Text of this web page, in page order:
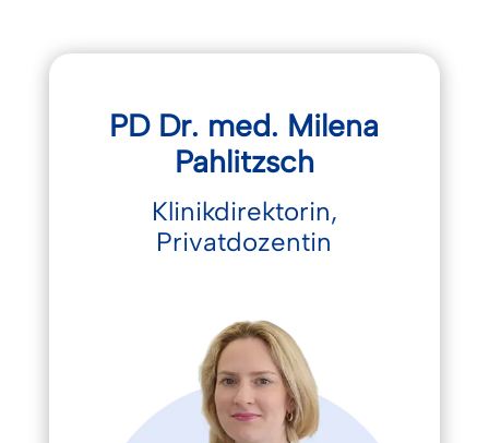
PD Dr. med. Milena
Pahlitzsch
Klinikdirektorin,
Privatdozentin